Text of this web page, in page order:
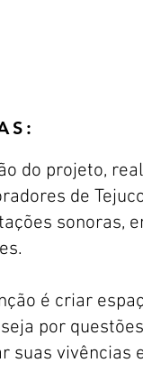
do projeto,
de
sonoras,
é criar
por
suas vivências